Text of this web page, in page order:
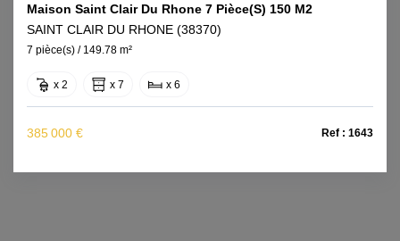
Maison Saint Clair Du Rhone 7 Pièce(s) 150 M2
SAINT CLAIR DU RHONE (38370)
7 pièce(s) / 149.78 m²
x 2 x 7 x 6
385 000 € Ref : 1643